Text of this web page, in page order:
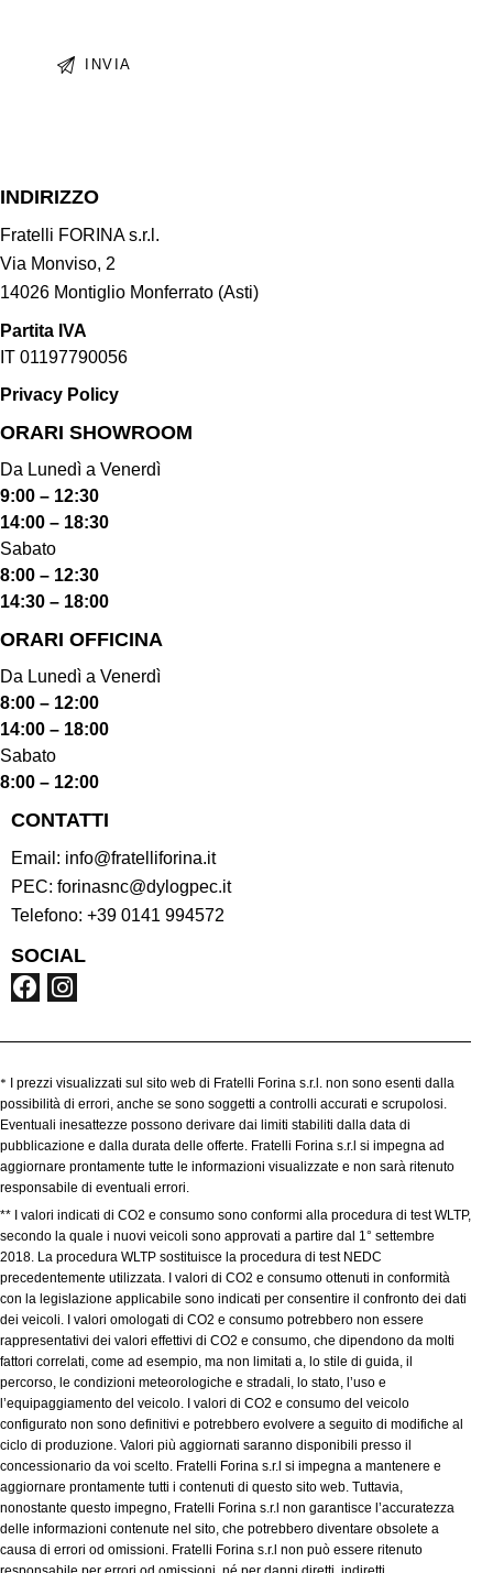
INDIRIZZO
Fratelli FORINA s.r.l.
Via Monviso, 2
14026 Montiglio Monferrato (Asti)
Partita IVA
IT 01197790056
Privacy Policy
ORARI SHOWROOM​
Da Lunedì a Venerdì
9:00 – 12:30
14:00 – 18:30
Sabato
8:00 – 12:30
14:30 – 18:00
ORARI OFFICINA
Da Lunedì a Venerdì
8:00 – 12:00
14:00 – 18:00
Sabato
8:00 – 12:00
CONTATTI
Email: info@fratelliforina.it
PEC: forinasnc@dylogpec.it
Telefono: +39 0141 994572
SOCIAL
*
I prezzi visualizzati sul sito web di Fratelli Forina s.r.l. non sono esenti dalla
possibilità di errori, anche se sono soggetti a controlli accurati e scrupolosi.
Eventuali inesattezze possono derivare dai limiti stabiliti dalla data di
pubblicazione e dalla durata delle offerte. Fratelli Forina s.r.l si impegna ad
aggiornare prontamente tutte le informazioni visualizzate e non sarà ritenuto
responsabile di eventuali errori.
** I valori indicati di CO2 e consumo sono conformi alla procedura di test WLTP,
secondo la quale i nuovi veicoli sono approvati a partire dal 1° settembre
2018. La procedura WLTP sostituisce la procedura di test NEDC
precedentemente utilizzata. I valori di CO2 e consumo ottenuti in conformità
con la legislazione applicabile sono indicati per consentire il confronto dei dati
dei veicoli. I valori omologati di CO2 e consumo potrebbero non essere
rappresentativi dei valori effettivi di CO2 e consumo, che dipendono da molti
fattori correlati, come ad esempio, ma non limitati a, lo stile di guida, il
percorso, le condizioni meteorologiche e stradali, lo stato, l’uso e
l’equipaggiamento del veicolo. I valori di CO2 e consumo del veicolo
configurato non sono definitivi e potrebbero evolvere a seguito di modifiche al
ciclo di produzione. Valori più aggiornati saranno disponibili presso il
concessionario da voi scelto. Fratelli Forina s.r.l si impegna a mantenere e
aggiornare prontamente tutti i contenuti di questo sito web. Tuttavia,
nonostante questo impegno, Fratelli Forina s.r.l non garantisce l’accuratezza
delle informazioni contenute nel sito, che potrebbero diventare obsolete a
causa di errori od omissioni. Fratelli Forina s.r.l non può essere ritenuto